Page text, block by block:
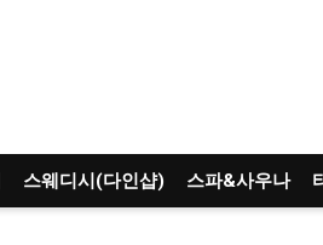
스웨디시(다인샵) 스파&사우나